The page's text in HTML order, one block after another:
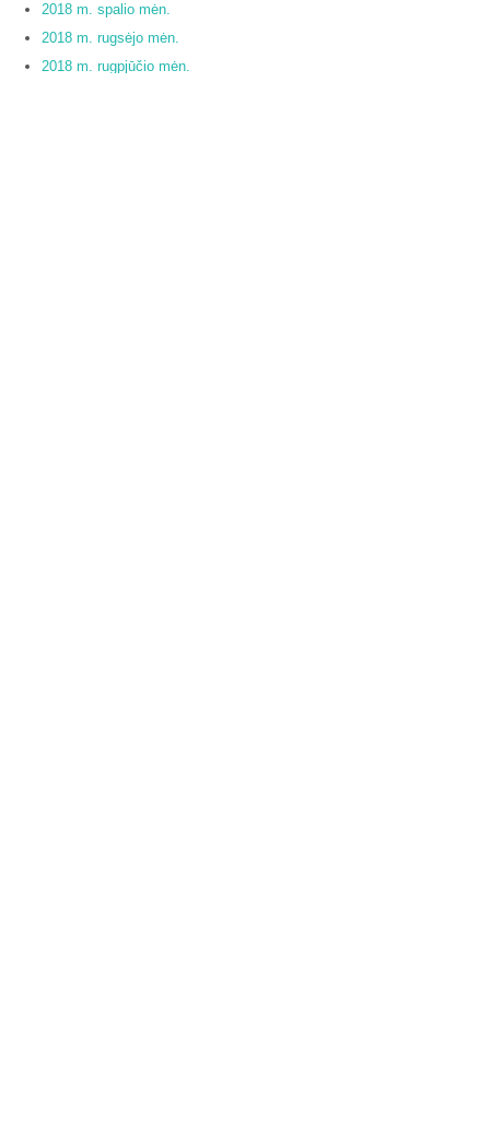
2018 m. spalio mėn.
2018 m. rugsėjo mėn.
2018 m. rugpjūčio mėn.